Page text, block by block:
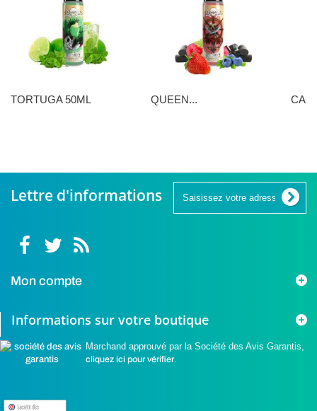
TORTUGA 50ML QUEEN...
Lettre d'informations
Mon compte
Informations sur votre boutique
Marchand approuvé par la Société des Avis Garantis,
cliquez ici pour vérifier.